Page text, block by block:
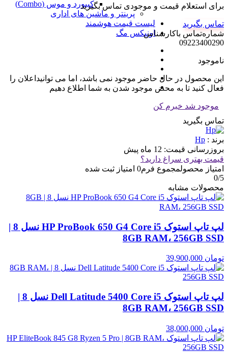
کیبورد و موس (Combo)
پرینتر و ماشین های اداری
لیست قیمت هوشمند
اونیکس مگ
برای استعلام قیمت و موجودی تماس بگیرید
تماس بگیرید
شماره‌تماس‌ با‌کارشناس
09223400290
ناموجود
این محصول در حال حاضر موجود نمی باشد، اما می توانیداعلان را
فعال کنید تا به محض موجود شدن به شما اطلاع دهیم
موجود شد خبرم کن
تماس بگیرید
برند : Hp
بروزرسانی قیمت: 12 ماه پیش
قیمت بهتری سراغ دارید؟
امتیاز محصولمجموع فرم0 امتیاز ثبت شده
0/5
محصولات مشابه
لپ تاپ استوک HP ProBook 650 G4 Core i5 نسل 8 |
8GB RAM، 256GB SSD
تومان
لپ تاپ استوک Dell Latitude 5400 Core i5 نسل 8 |
8GB RAM، 256GB SSD
تومان